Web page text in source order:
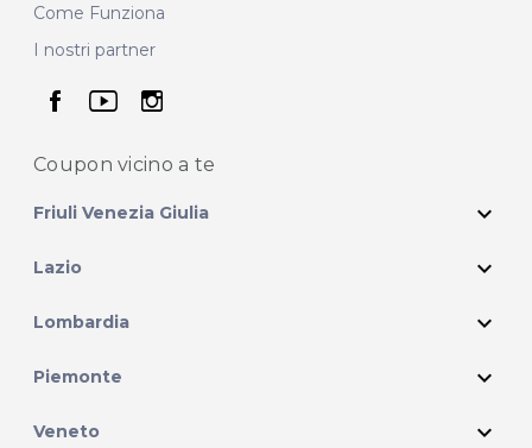
Come Funziona
I nostri partner
seguici su facebook
seguici su youtube
seguici su instagram
Coupon vicino a te
Friuli Venezia Giulia expand_more
Lazio expand_more
Lombardia expand_more
Piemonte expand_more
Veneto expand_more